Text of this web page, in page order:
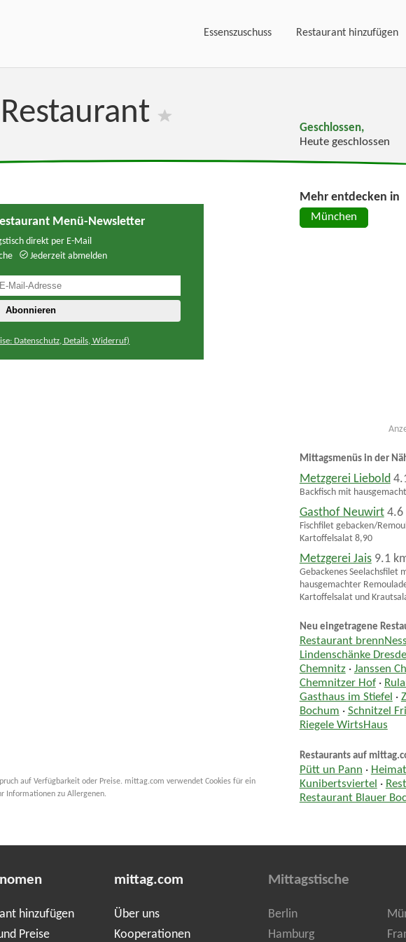
Essenszuschuss Restaurant hinzufügen
Geschlossen,
Heute geschlossen
Menü-Newsletter
direkt per E-Mail
Jederzeit abmelden
Datenschutz, Details, Widerruf)
auf Verfügbarkeit oder Preise. mittag.com verwendet Cookies für ein
Informationen zu Allergenen.
Mehr entdecken in
München
Mittagsmenüs in der
Metzgerei Liebold
Backfisch mit
Gasthof Neuwirt 4.6
Fischfilet gebacken/
Kartoffelsalat 8,90
Metzgerei Jais 9.1
Gebackenes Seelachsfilet
hausgemachter
Kartoffelsalat und
Neu eingetragene
Restaurant
Lindenschänke
Chemnitz· Janssen
Chemnitzer Hof·
Gasthaus im Stiefel ·
Bochum · Schnitzel
Riegele WirtsHaus
Restaurants auf
Pütt un Pann ·
Kunibertsviertel ·
Restaurant Blauer
hinzufügen
Preise
mittag.com
Über uns
Kooperationen
Mittagstische
Berlin
Hamburg